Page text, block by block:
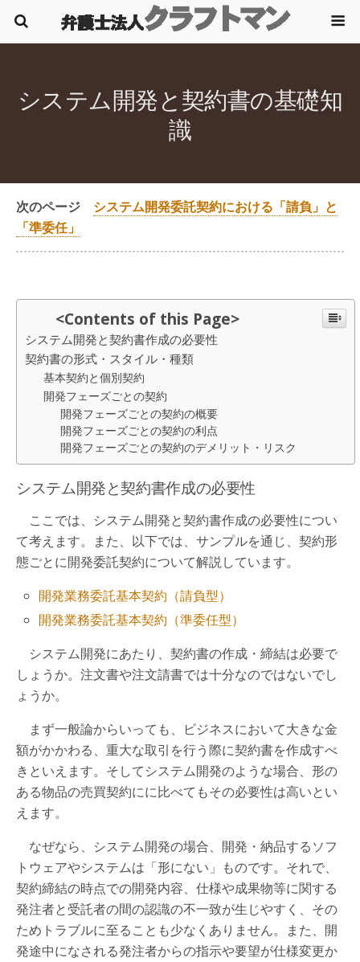
システム開発と契約書の基礎知
識
次のページ システム開発委託契約における「請負」と
「準委任」
<Contents of this Page>
システム開発と契約書作成の必要性
契約書の形式・スタイル・種類
基本契約と個別契約
開発フェーズごとの契約
開発フェーズごとの契約の概要
開発フェーズごとの契約の利点
開発フェーズごとの契約のデメリット・リスク
システム開発と契約書作成の必要性
ここでは、システム開発と契約書作成の必要性につい
て考えます。また、以下では、サンプルを通じ、契約形
態ごとに開発委託契約について解説しています。
開発業務委託基本契約（請負型）
開発業務委託基本契約（準委任型）
システム開発にあたり、契約書の作成・締結は必要で
しょうか。注文書や注文請書では十分なのではないでし
ょうか。
まず一般論からいっても、ビジネスにおいて大きな金
額がかかわる、重大な取引を行う際に契約書を作成すべ
きといえます。そしてシステム開発のような場合、形の
ある物品の売買契約にに比べてもその必要性は高いとい
えます。
なぜなら、システム開発の場合、開発・納品するソフ
トウェアやシステムは「形にない」ものです。それで、
契約締結の時点での開発内容、仕様や成果物等に関する
発注者と受託者の間の認識の不一致が生じやすく、その
ためトラブルに至ることも少なくありません。また、開
発途中になされる発注者からの指示や要望が仕様変更か